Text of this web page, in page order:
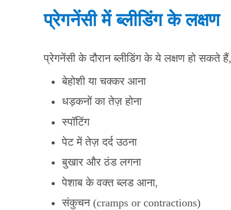
प्रेगनेंसी में ब्लीडिंग के लक्षण
प्रेगनेंसी के दौरान ब्लीडिंग के ये लक्षण हो सकते हैं,
बेहोशी या चक्कर आना
धड़कनों का तेज़ होना
स्पॉटिंग
पेट में तेज़ दर्द उठना
बुखार और ठंड लगना
पेशाब के वक्त ब्लड आना,
संकुचन (cramps or contractions)